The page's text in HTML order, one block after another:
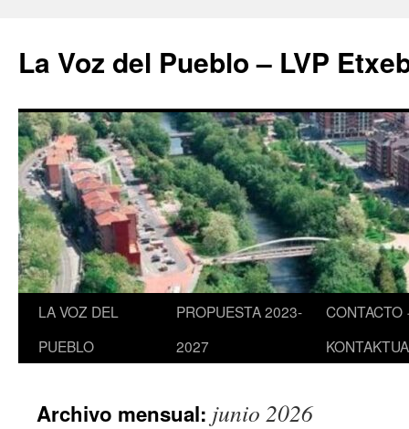
contenido
La Voz del Pueblo – LVP
LA VOZ DEL
PUEBLO
PROPUESTA 2023-
2027
CONTACTO ·
KONTAKTUA
Archivo mensual: junio 2026